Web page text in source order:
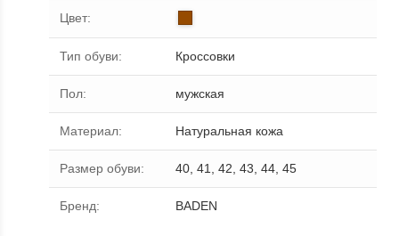
Цвет:
Тип обуви: Кроссовки
Пол: мужская
Материал: Натуральная кожа
Размер обуви: 40, 41, 42, 43, 44, 45
Бренд: BADEN